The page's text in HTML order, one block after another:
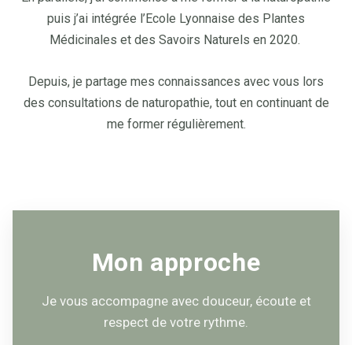
puis j’ai intégrée l’Ecole Lyonnaise des Plantes
Médicinales et des Savoirs Naturels en 2020.
Depuis, je partage mes connaissances avec vous lors
des consultations de naturopathie, tout en continuant de
me former régulièrement.
Mon approche
Je vous accompagne avec douceur, écoute et
respect de votre rythme.